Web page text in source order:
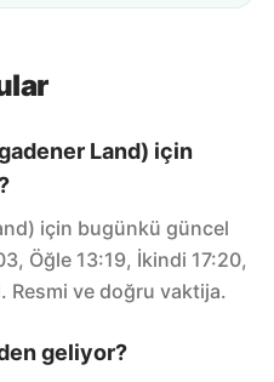
Land) için
için bugünkü güncel
Öğle 13:19, İkindi 17:20,
Resmi ve doğru vaktija.
geliyor?